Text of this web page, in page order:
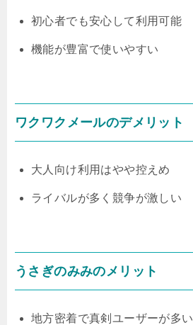
初心者でも安心して利用可能
機能が豊富で使いやすい
ワクワクメールのデメリット
大人向け利用はやや控えめ
ライバルが多く競争が激しい
うさぎのみみのメリット
地方密着で真剣ユーザーが多い